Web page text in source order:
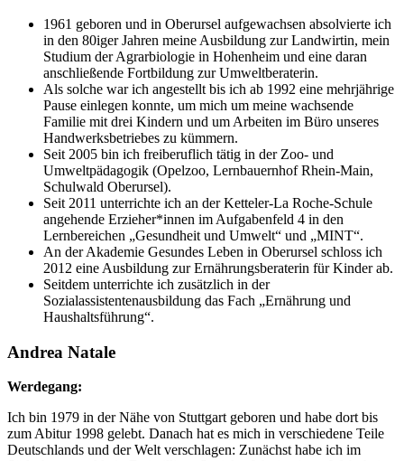
1961 geboren und in Oberursel aufgewachsen absolvierte ich
in den 80iger Jahren meine Ausbildung zur Landwirtin, mein
Studium der Agrarbiologie in Hohenheim und eine daran
anschließende Fortbildung zur Umweltberaterin.
Als solche war ich angestellt bis ich ab 1992 eine mehrjährige
Pause einlegen konnte, um mich um meine wachsende
Familie mit drei Kindern und um Arbeiten im Büro unseres
Handwerksbetriebes zu kümmern.
Seit 2005 bin ich freiberuflich tätig in der Zoo- und
Umweltpädagogik (Opelzoo, Lernbauernhof Rhein-Main,
Schulwald Oberursel).
Seit 2011 unterrichte ich an der Ketteler-La Roche-Schule
angehende Erzieher*innen im Aufgabenfeld 4 in den
Lernbereichen „Gesundheit und Umwelt“ und „MINT“.
An der Akademie Gesundes Leben in Oberursel schloss ich
2012 eine Ausbildung zur Ernährungsberaterin für Kinder ab.
Seitdem unterrichte ich zusätzlich in der
Sozialassistentenausbildung das Fach „Ernährung und
Haushaltsführung“.
Andrea Natale
Werdegang:
Ich bin 1979 in der Nähe von Stuttgart geboren und habe dort bis
zum Abitur 1998 gelebt. Danach hat es mich in verschiedene Teile
Deutschlands und der Welt verschlagen: Zunächst habe ich im